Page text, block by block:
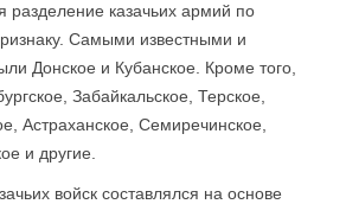
разделение казачьих армий по
Самыми известными и
Донское и Кубанское. Кроме того,
Забайкальское, Терское,
Астраханское, Семиречинское,
и другие.
войск составлялся на основе